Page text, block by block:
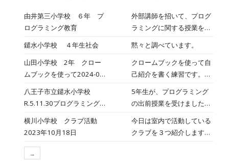
由井第三小学校 ６年 プ
ログラミング教育
外部講師を招いて、プログ
ラミングに関する授業を行
鑓水小学校 ４年生社会
黙々と調べています。
山田小学校 2年 クロー
ムブックを使って2024-07-
クロームブックを使って自
己紹介を書く練習です。低
使い方に慣れていきます。
八王子市立鑓水小学校
R.5.11.30プログラミング
5年生が、プログラミング
の出前授業を受けました。
最後は、自作のゲームを作
り、改造したりバグをなお
横川小学校 クラブ活動
2023年10月18日
今日は室内で活動している
クラブを３つ紹介します。
→